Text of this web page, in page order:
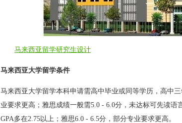
马来西亚留学研究生设计
马来西亚大学留学条件
马来西亚大学留学本科申请需高中毕业或同等学历，高中
业要求更高；雅思成绩一般需5.0 - 6.0分，未达标可先读语
GPA多在2.75以上；雅思6.0 - 6.5分，部分专业要求更高。